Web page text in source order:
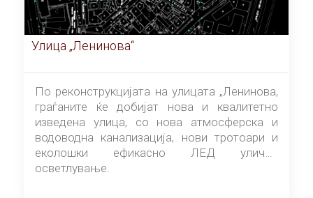
Улица „Ленинова“
По реконструкцијата на улицата „Ленинова,
граѓаните ќе добијат нова и квалитетно
изведена улица, со нова атмосферска и
водоводна канализација, нови тротоари и
еколошки ефикасно ЛЕД улично
осветлување.